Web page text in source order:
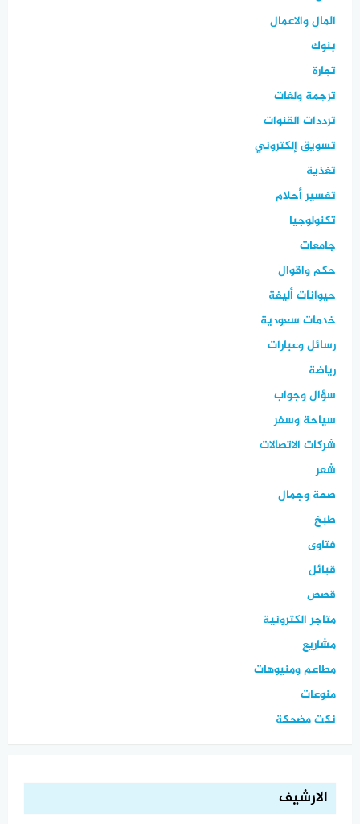
المال والاعمال
بنوك
تجارة
ترجمة ولغات
ترددات القنوات
تسويق إلكتروني
تغذية
تفسير أحلام
تكنولوجيا
جامعات
حكم واقوال
حيوانات أليفة
خدمات سعودية
رسائل وعبارات
رياضة
سؤال وجواب
سياحة وسفر
شركات الاتصالات
شعر
صحة وجمال
طبخ
فتاوى
قبائل
قصص
متاجر الكترونية
مشاريع
مطاعم ومنيوهات
منوعات
نكت مضحكة
الارشيف